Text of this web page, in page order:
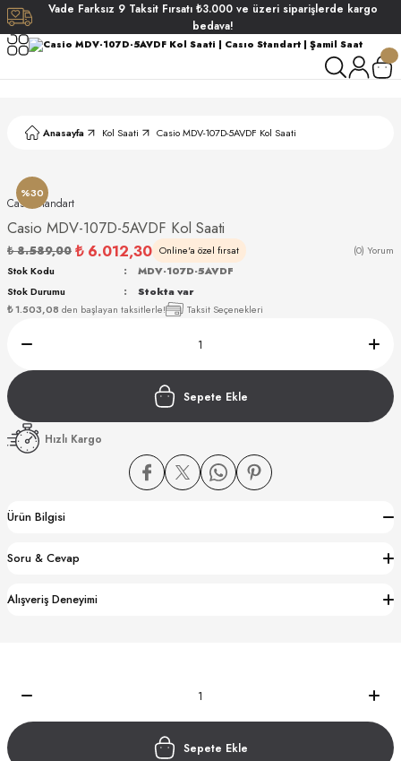
Vade Farksız 9 Taksit Fırsatı ₺3.000 ve üzeri siparişlerde kargo
bedava!
Anasayfa Kol Saati Casio MDV-107D-5AVDF Kol Saati
%30
Casıo Standart
Casio MDV-107D-5AVDF Kol Saati
₺ 8.589,00 ₺ 6.012,30 Online'a özel fırsat (0) Yorum
₺ 1.503,08 den başlayan taksitlerle! Taksit Seçenekleri
Stok Kodu
MDV-107D-5AVDF
Stok Durumu
Stokta var
Sepete Ekle
Hızlı Kargo
Ürün Bilgisi
Soru & Cevap
Alışveriş Deneyimi
Sepete Ekle